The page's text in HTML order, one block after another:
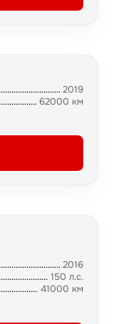
2019
62000 км
2016
150 л.с.
41000 км